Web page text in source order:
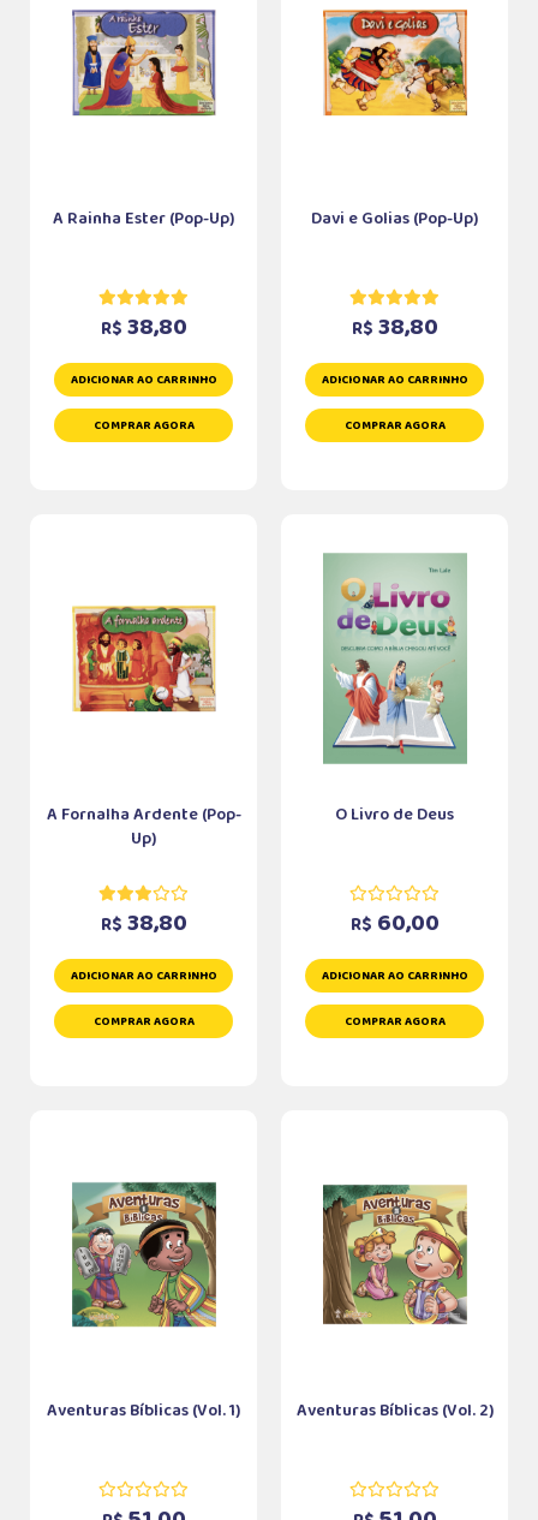
A Rainha Ester (Pop-Up)
R$ 38,80
ADICIONAR AO CARRINHO
COMPRAR AGORA
Davi e Golias (Pop-Up)
R$ 38,80
ADICIONAR AO CARRINHO
COMPRAR AGORA
A Fornalha Ardente (Pop-
Up)
R$ 38,80
ADICIONAR AO CARRINHO
COMPRAR AGORA
O Livro de Deus
R$ 60,00
ADICIONAR AO CARRINHO
COMPRAR AGORA
Aventuras Bíblicas (Vol. 1) Aventuras Bíblicas (Vol. 2)